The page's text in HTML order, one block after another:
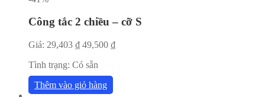
Công tắc 2 chiều – cỡ S
Giá: 29,403 ₫ 49,500 ₫
Tình trạng: Có sẵn
Thêm vào giỏ hàng